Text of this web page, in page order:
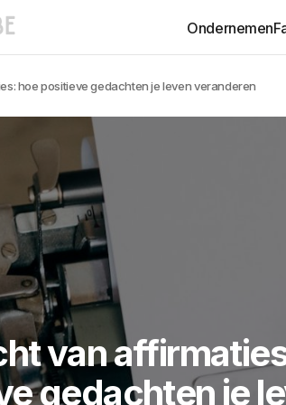
Ondernemen
hoe positieve gedachten je leven veranderen
van
gedachten je